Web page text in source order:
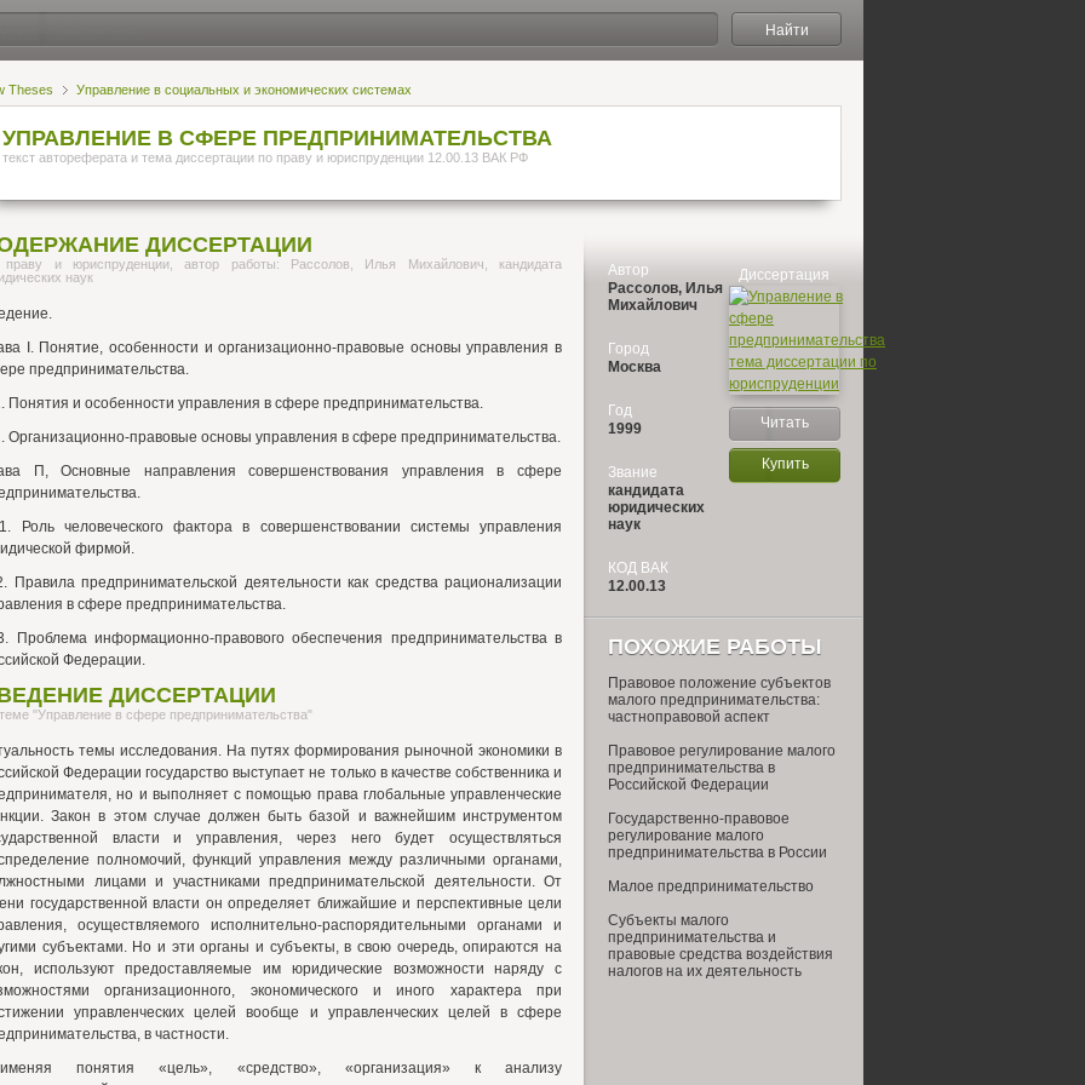
Найти
Theses Управление в социальных и экономических системах
УПРАВЛЕНИЕ В СФЕРЕ ПРЕДПРИНИМАТЕЛЬСТВА
текст автореферата и тема диссертации по праву и юриспруденции 12.00.13 ВАК РФ
ДИССЕРТАЦИИ
и юриспруденции, автор работы: Рассолов, Илья Михайлович, кандидата
наук
I. Понятие, особенности и организационно-правовые основы управления в
предпринимательства.
Понятия и особенности управления в сфере предпринимательства.
Организационно-правовые основы управления в сфере предпринимательства.
П, Основные направления совершенствования управления в сфере
Роль человеческого фактора в совершенствовании системы управления
фирмой.
Правила предпринимательской деятельности как средства рационализации
в сфере предпринимательства.
Проблема информационно-правового обеспечения предпринимательства в
Федерации.
ДИССЕРТАЦИИ
"Управление в сфере предпринимательства"
темы исследования. На путях формирования рыночной экономики в
Федерации государство выступает не только в качестве собственника и
но и выполняет с помощью права глобальные управленческие
Закон в этом случае должен быть базой и важнейшим инструментом
власти и управления, через него будет осуществляться
полномочий, функций управления между различными органами,
лицами и участниками предпринимательской деятельности. От
государственной власти он определяет ближайшие и перспективные цели
осуществляемого исполнительно-распорядительными органами и
субъектами. Но и эти органы и субъекты, в свою очередь, опираются на
используют предоставляемые им юридические возможности наряду с
организационного, экономического и иного характера при
управленческих целей вообще и управленческих целей в сфере
в частности.
понятия «цель», «средство», «организация» к анализу
Автор
Рассолов, Илья
Михайлович
Город
Москва
Год
1999
Звание
кандидата
юридических
наук
КОД ВАК
12.00.13
Диссертация
Читать
Купить
ПОХОЖИЕ РАБОТЫ
Правовое положение субъектов
малого предпринимательства:
частноправовой аспект
Правовое регулирование малого
предпринимательства в
Российской Федерации
Государственно-правовое
регулирование малого
предпринимательства в России
Малое предпринимательство
Субъекты малого
предпринимательства и
правовые средства воздействия
налогов на их деятельность